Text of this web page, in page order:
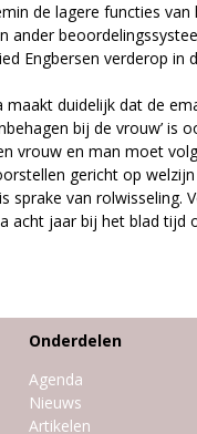
de lagere functies van
ander
Engbersen verderop in
maakt duidelijk dat de
bij de vrouw’ is
vrouw en man moet
gericht op
sprake van rolwisseling.
acht jaar bij het blad tijd
Onderdelen
Agenda
Nieuws
Artikelen